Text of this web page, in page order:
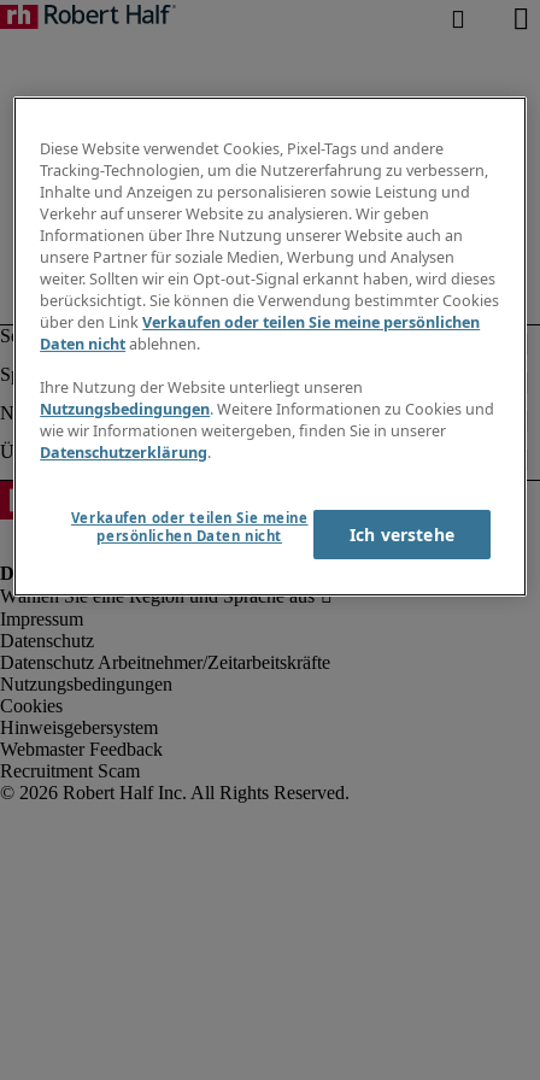
Impressum
Datenschutz
Datenschutz Arbeitnehmer/Zeitarbeitskräfte
Nutzungsbedingungen
Cookies
Hinweisgebersystem
Webmaster Feedback
Recruitment Scam
Diese Website verwendet Cookies, Pixel-Tags und andere
Tracking-Technologien, um die Nutzererfahrung zu verbessern,
Inhalte und Anzeigen zu personalisieren sowie Leistung und
Verkehr auf unserer Website zu analysieren. Wir geben
Informationen über Ihre Nutzung unserer Website auch an
unsere Partner für soziale Medien, Werbung und Analysen
weiter. Sollten wir ein Opt-out-Signal erkannt haben, wird dieses
berücksichtigt. Sie können die Verwendung bestimmter Cookies
über den LinkVerkaufen oder teilen Sie meine persönlichen
Daten nichtablehnen.
Ihre Nutzung der Website unterliegt unseren
Nutzungsbedingungen. Weitere Informationen zu Cookies und
wie wir Informationen weitergeben, finden Sie in unserer
Datenschutzerklärung.
Verkaufen oder teilen Sie meine
persönlichen Daten nicht
Ich verstehe